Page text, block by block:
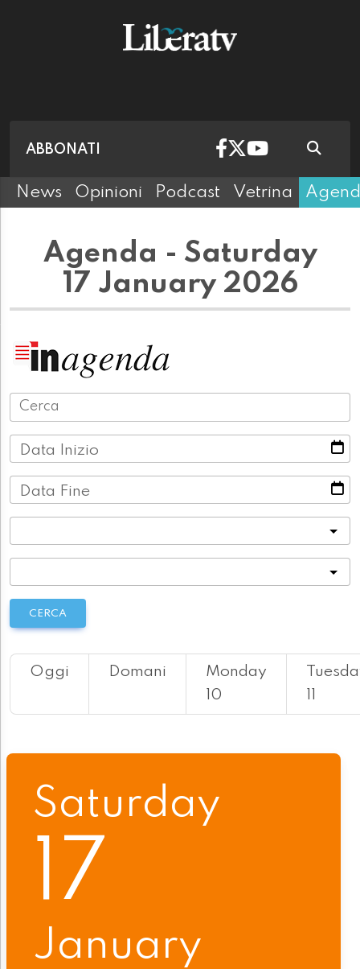
ABBONATI
News Opinioni Podcast Vetrina
Agenda - Saturday
17 January 2026
Data Inizio
Data Fine
CERCA
Oggi Domani
Monday
10
11
Saturday
17
January